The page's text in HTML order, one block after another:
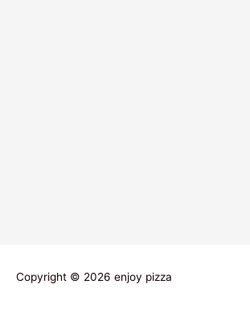
Copyright © 2026 enjoy pizza